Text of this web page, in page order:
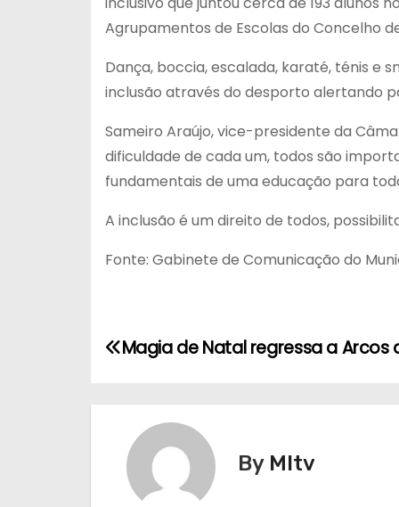
Agrupamentos de Escolas do Concelho
Dança, boccia, escalada, karaté, ténis e
inclusão através do desporto alertando
Sameiro Araújo, vice-presidente da
dificuldade de cada um, todos são
fundamentais de uma educação para
A inclusão é um direito de todos,
Fonte: Gabinete de Comunicação do
NMagia de Natal regressa a Arcos
By MItv